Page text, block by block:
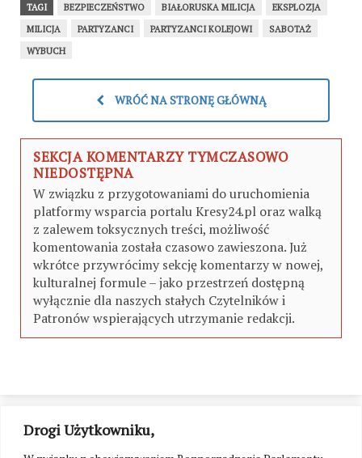
Drogi Użytkowniku,
TAGI BEZPIECZEŃSTWO BIAŁORUSKA MILICJA
EKSPLOZJA
MILICJA
PARTYZANCI PARTYZANCI KOLEJOWI
SABOTAŻ
WYBUCH
WRÓĆ NA STRONĘ GŁÓWNĄ
SEKCJA KOMENTARZY TYMCZASOWO
NIEDOSTĘPNA
W związku z przygotowaniami do uruchomienia
platformy wsparcia portalu Kresy24.pl oraz walką
z zalewem toksycznych treści, możliwość
komentowania została czasowo zawieszona. Już
wkrótce przywrócimy sekcję komentarzy w nowej,
kulturalnej formule – jako przestrzeń dostępną
wyłącznie dla naszych stałych Czytelników i
Patronów wspierających utrzymanie redakcji.